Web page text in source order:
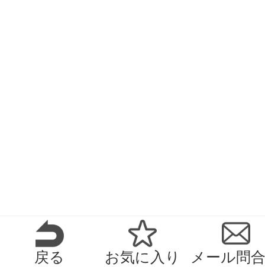
戻る お気に入り メール問